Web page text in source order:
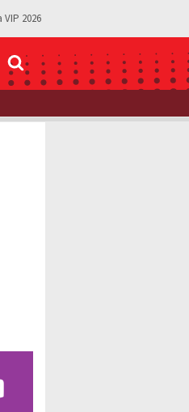
VIP 2026
Nieto: “Deja de juzgarme”